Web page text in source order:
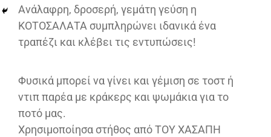
Ανάλαφρη, δροσερή, γεμάτη γεύση η
ΚΟΤΟΣΑΛΑΤΑ συμπληρώνει ιδανικά ένα
τραπέζι και κλέβει τις εντυπώσεις!
Φυσικά μπορεί να γίνει και γέμιση σε τοστ ή
ντιπ παρέα με κράκερς και ψωμάκια για το
ποτό μας.
Χρησιμοποίησα στήθος από ΤΟΥ ΧΑΣΑΠΗ